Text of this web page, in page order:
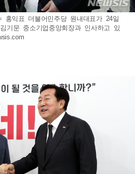
홍익표 더불어민주당 원내대표가 24일
기문 중소기업중앙회장과 인사하고 있